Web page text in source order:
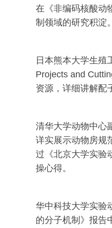
在《非编码核酸动
制领域的研究积淀。
日本熊本大学生殖
Projects and
资源，详细讲解配
清华大学动物中心
详实展示动物房规
过《北京大学实验
操心得。
华中科技大学实验
的分子机制》报告